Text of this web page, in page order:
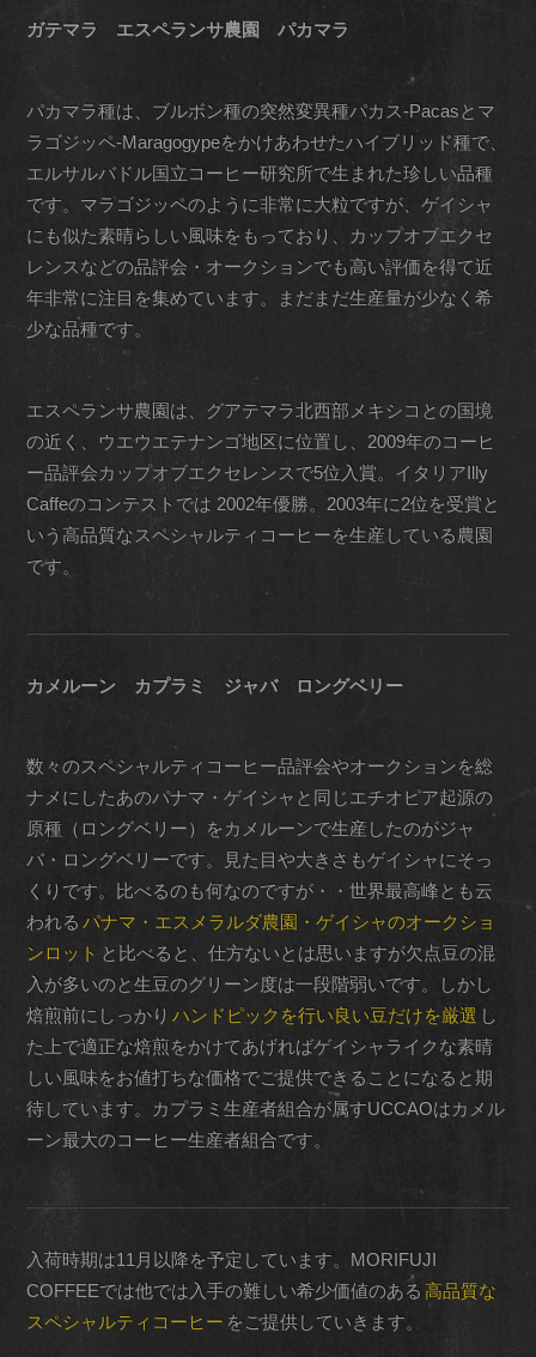
ガテマラ エスペランサ農園 パカマラ
パカマラ種は、ブルボン種の突然変異種パカス-Pacasとマ
ラゴジッペ-Maragogypeをかけあわせたハイブリッド種で、
エルサルバドル国立コーヒー研究所で生まれた珍しい品種
です。マラゴジッペのように非常に大粒ですが、ゲイシャ
にも似た素晴らしい風味をもっており、カップオブエクセ
レンスなどの品評会・オークションでも高い評価を得て近
年非常に注目を集めています。まだまだ生産量が少なく希
少な品種です。
エスペランサ農園は、グアテマラ北西部メキシコとの国境
の近く、ウエウエテナンゴ地区に位置し、2009年のコーヒ
ー品評会カップオブエクセレンスで5位入賞。イタリアIlly
Caffeのコンテストでは 2002年優勝。2003年に2位を受賞と
いう高品質なスペシャルティコーヒーを生産している農園
です。
カメルーン カプラミ ジャバ ロングベリー
数々のスペシャルティコーヒー品評会やオークションを総
ナメにしたあのパナマ・ゲイシャと同じエチオピア起源の
原種（ロングベリー）をカメルーンで生産したのがジャ
バ・ロングベリーです。見た目や大きさもゲイシャにそっ
くりです。比べるのも何なのですが・・世界最高峰とも云
われる パナマ・エスメラルダ農園・ゲイシャのオークショ
ンロット と比べると、仕方ないとは思いますが欠点豆の混
入が多いのと生豆のグリーン度は一段階弱いです。しかし
焙煎前にしっかり ハンドピックを行い良い豆だけを厳選 し
た上で適正な焙煎をかけてあげればゲイシャライクな素晴
しい風味をお値打ちな価格でご提供できることになると期
待しています。カプラミ生産者組合が属すUCCAOはカメル
ーン最大のコーヒー生産者組合です。
入荷時期は11月以降を予定しています。MORIFUJI
COFFEEでは他では入手の難しい希少価値のある 高品質な
スペシャルティコーヒー をご提供していきます。